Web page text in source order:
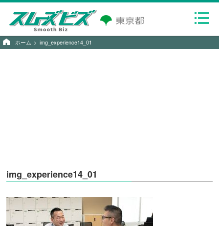
ホーム img_experience14_01
img_experience14_01